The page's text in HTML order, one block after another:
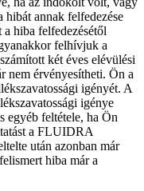
hibát annak felfedezése
hiba felfedezésétől
felhívjuk a
két éves elévülési
nem érvényesítheti. Ön a
igényét. A
igénye
egyéb feltétele, ha Ön
a FLUIDRA
után azonban már
hiba már a